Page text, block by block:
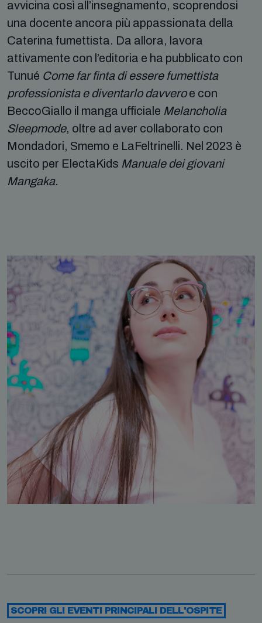
avvicina così all’insegnamento, scoprendosi
una docente ancora più appassionata della
Caterina fumettista. Da allora, lavora
attivamente con l’editoria e ha pubblicato con
Tunué Come far finta di essere fumettista
professionista e diventarlo davveroe con
BeccoGiallo il manga ufficiale Melancholia
Sleepmode, oltre ad aver collaborato con
Mondadori, Smemo e LaFeltrinelli. Nel 2023 è
uscito per ElectaKids Manuale dei giovani
Mangaka.
SCOPRI GLI EVENTI PRINCIPALI DELL'OSPITE